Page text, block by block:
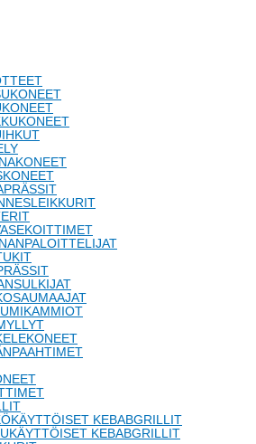
KEBABGRILLIT
KEBABGRILLIT